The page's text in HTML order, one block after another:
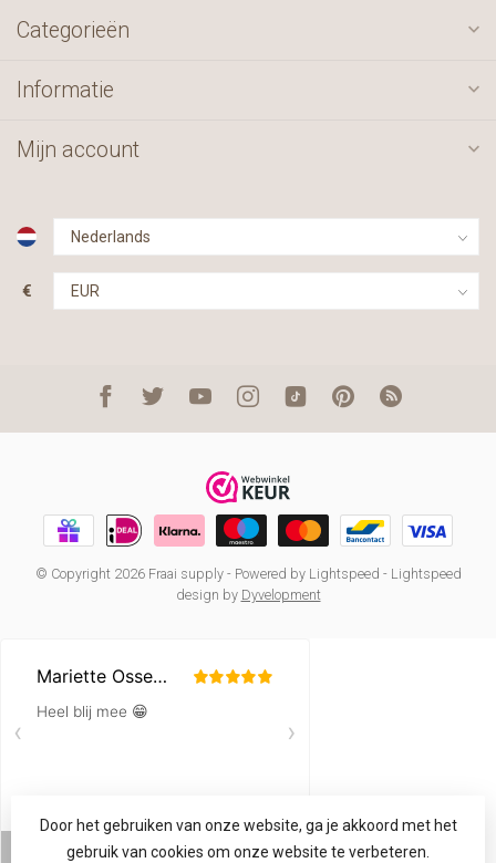
Categorieën
Informatie
Mijn account
€
© Copyright 2026 Fraai supply- Powered by Lightspeed - Lightspeed
design by Dyvelopment
Door het gebruiken van onze website, ga je akkoord met het
gebruik van cookies om onze website te verbeteren.